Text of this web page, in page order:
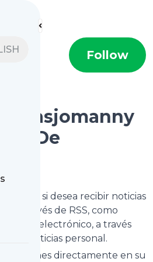
Follow
a Rasjomanny
De
y decida si desea recibir noticias
a través de RSS, como
correo electrónico, a través
de noticias personal.
directamente en su